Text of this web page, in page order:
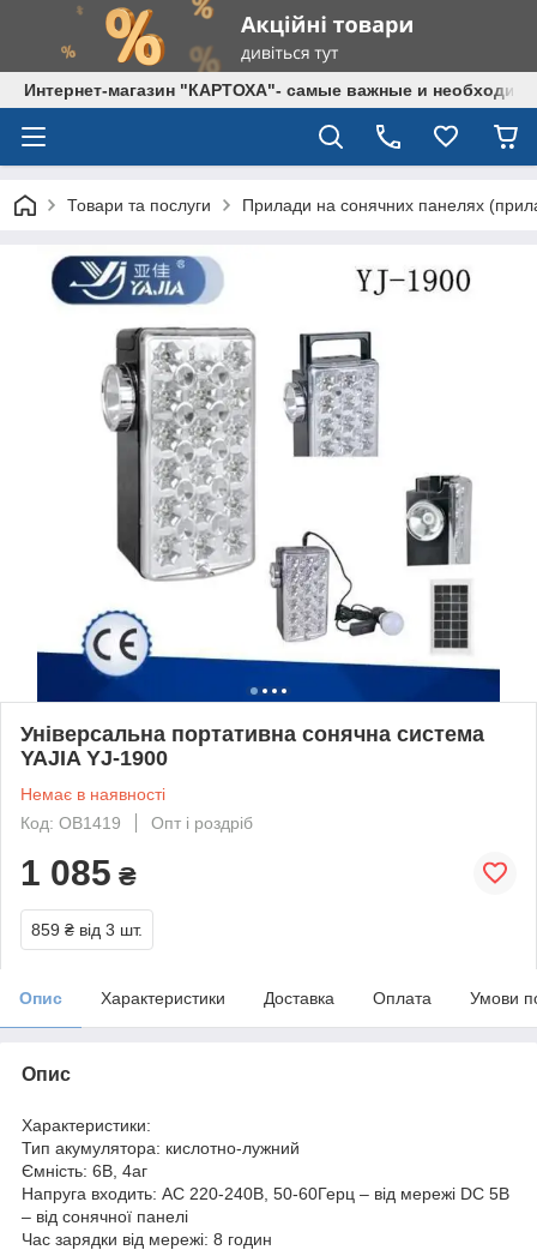
Интернет-магазин "КАРТОХА"- самые важные и
Товари та послуги Прилади на сонячних панелях
Універсальна портативна сонячна система
YAJIA YJ-1900
Немає в наявності
Код: OB1419
Опт і роздріб
1 085 ₴
859 ₴ від 3 шт.
Опис Характеристики Доставка Оплата Умови
Опис
Характеристики:
Тип акумулятора: кислотно-лужний
Ємність: 6В, 4аг
Напруга входить: АС 220-240В, 50-60Герц – від мережі DC 5В
– від сонячної панелі
Час зарядки від мережі: 8 годин